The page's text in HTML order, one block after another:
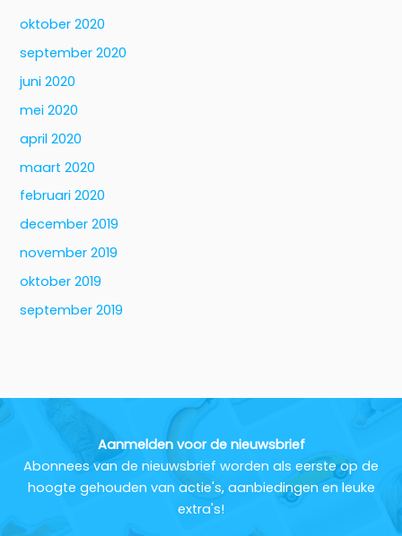
oktober 2020
september 2020
juni 2020
mei 2020
april 2020
maart 2020
februari 2020
december 2019
november 2019
oktober 2019
september 2019
Aanmelden voor de nieuwsbrief
Abonnees van de nieuwsbrief worden als eerste op de
hoogte gehouden van actie's, aanbiedingen en leuke
extra's!